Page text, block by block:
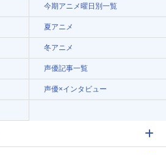
今期アニメ曜日別一覧
夏アニメ
冬アニメ
声優記事一覧
声優×インタビュー